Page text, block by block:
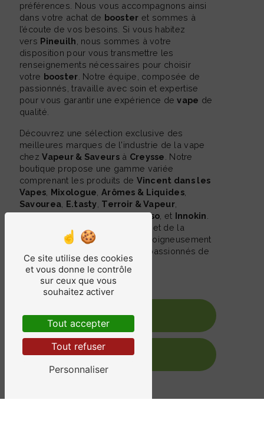
préférences. Nous vous accompagnons ainsi
dans votre achat de booster et sommes à
l’écoute de vos besoins. Si vous habitez
vers Pineuilh , nous sommes à votre
disposition pour vous transmettre les
renseignements nécessaires pour choisir
votre booster . Notre équipe, composée de
passionnés, travaille avec soin et expertise
pour vous garantir une expérience devape de
qualité.
Découvrez une sélection exclusive des
meilleures marques de l'industrie de la vape
chezVapeur & Saveursà Creysse . Notre
boutique propose une gamme variée
comprenant les produits de Vincent dans les
Vapes Mixologue Arômes & Liquides,
Savourea E.tasty Terroir & Vapeur,
Liquideo,Geekvape,Vaporesso , et Innokin
Faites l'expérience de la qualité et de la
diversité avec notre collection soigneusement
choisie pour satisfaire tous les passionnés de
la vape.
En savoir plus
Contactez-nous
Ce site utilise des cookies
et vous donne le contrôle
sur ceux que vous
souhaitez activer
Tout accepter
Tout refuser
Personnaliser